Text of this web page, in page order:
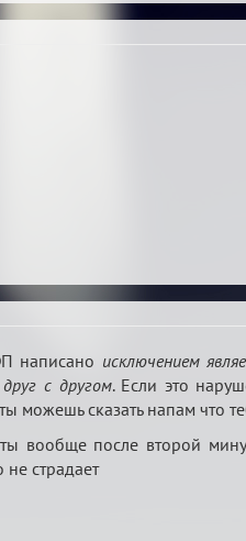
написано исключением
с другом. Если это
можешь сказать напам что
вообще после второй
не страдает